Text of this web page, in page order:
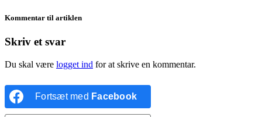
Kommentar til artiklen
Skriv et svar
Du skal være logget ind for at skrive en kommentar.
Fortsæt med Facebook